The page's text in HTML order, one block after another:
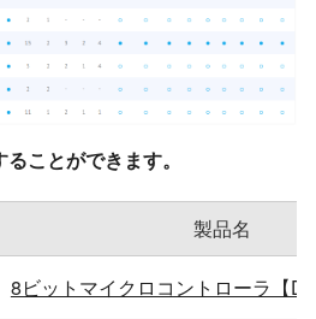
ことができます。
製品名
8ビットマイクロコントローラ【